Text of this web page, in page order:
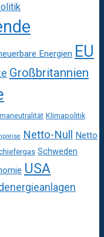
Energien EU
Großbritannien
Klimapolitik
Netto-Null
Netto
Schweden
USA